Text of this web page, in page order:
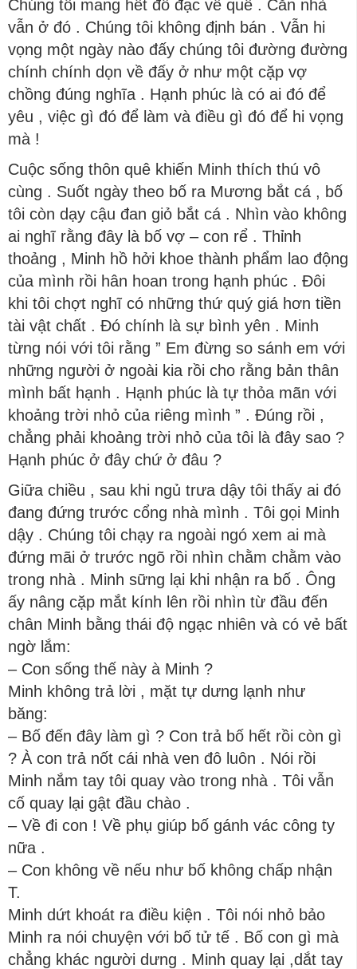
Chúng tôi mang hết đồ đạc về quê . Căn nhà
vẫn ở đó . Chúng tôi không định bán . Vẫn hi
vọng một ngày nào đấy chúng tôi đường đường
chính chính dọn về đấy ở như một cặp vợ
chồng đúng nghĩa . Hạnh phúc là có ai đó để
yêu , việc gì đó để làm và điều gì đó để hi vọng
mà !
Cuộc sống thôn quê khiến Minh thích thú vô
cùng . Suốt ngày theo bố ra Mương bắt cá , bố
tôi còn dạy cậu đan giỏ bắt cá . Nhìn vào không
ai nghĩ rằng đây là bố vợ – con rể . Thỉnh
thoảng , Minh hồ hởi khoe thành phẩm lao động
của mình rồi hân hoan trong hạnh phúc . Đôi
khi tôi chợt nghĩ có những thứ quý giá hơn tiền
tài vật chất . Đó chính là sự bình yên . Minh
từng nói với tôi rằng ” Em đừng so sánh em với
những người ở ngoài kia rồi cho rằng bản thân
mình bất hạnh . Hạnh phúc là tự thỏa mãn với
khoảng trời nhỏ của riêng mình ” . Đúng rồi ,
chẳng phải khoảng trời nhỏ của tôi là đây sao ?
Hạnh phúc ở đây chứ ở đâu ?
Giữa chiều , sau khi ngủ trưa dậy tôi thấy ai đó
đang đứng trước cổng nhà mình . Tôi gọi Minh
dậy . Chúng tôi chạy ra ngoài ngó xem ai mà
đứng mãi ở trước ngõ rồi nhìn chằm chằm vào
trong nhà . Minh sững lại khi nhận ra bố . Ông
ấy nâng cặp mắt kính lên rồi nhìn từ đầu đến
chân Minh bằng thái độ ngạc nhiên và có vẻ bất
ngờ lắm:
– Con sống thế này à Minh ?
Minh không trả lời , mặt tự dưng lạnh như
băng:
– Bố đến đây làm gì ? Con trả bố hết rồi còn gì
? À con trả nốt cái nhà ven đô luôn . Nói rồi
Minh nắm tay tôi quay vào trong nhà . Tôi vẫn
cố quay lại gật đầu chào .
– Về đi con ! Về phụ giúp bố gánh vác công ty
nữa .
– Con không về nếu như bố không chấp nhận
T.
Minh dứt khoát ra điều kiện . Tôi nói nhỏ bảo
Minh ra nói chuyện với bố tử tế . Bố con gì mà
chẳng khác người dưng . Minh quay lại ,dắt tay